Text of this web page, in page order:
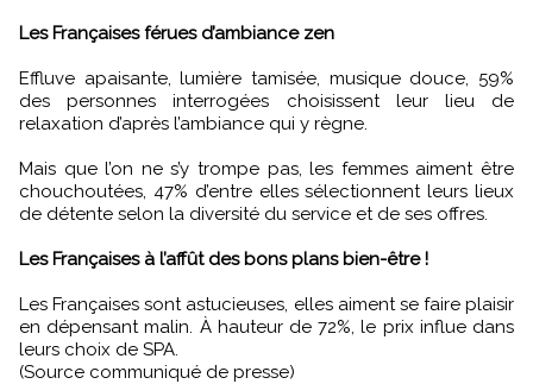
Les Françaises férues d’ambiance zen
Effluve apaisante, lumière tamisée, musique douce, 59%
des personnes interrogées choisissent leur lieu de
relaxation d’après l’ambiance qui y règne.
Mais que l’on ne s’y trompe pas, les femmes aiment être
chouchoutées, 47% d’entre elles sélectionnent leurs lieux
de détente selon la diversité du service et de ses offres.
Les Françaises à l’affût des bons plans bien-être !
Les Françaises sont astucieuses, elles aiment se faire plaisir
en dépensant malin. À hauteur de 72%, le prix influe dans
leurs choix de SPA.
(Source communiqué de presse)